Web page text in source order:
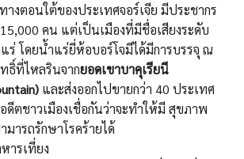
างตอนใต้ของประเทศจอร์เจีย มีประชากร
คน แต่เป็นเมืองที่มีชื่อเสียงระดับ
แร่ โดยน้ำแร่ยี่ห้อบอร์โจมีได้มีการบรรจุ ณ
ธิ์ที่ไหลรินจากยอดเขาบาคุเรียนี
และส่งออกไปขายกว่า 40 ประเทศ
ดีตชาวเมืองเชื่อกันว่าจะทำให้มี สุขภาพ
มารถรักษาโรคร้ายได้
ารเที่ยง